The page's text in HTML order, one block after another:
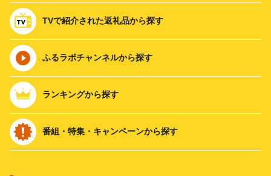
TVで紹介された返礼品から探す
ふるラボチャンネルから探す
ランキングから探す
番組・特集・キャンペーンから探す